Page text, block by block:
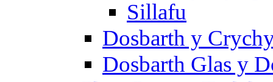
Sillafu
Dosbarth y
Dosbarth Glas y